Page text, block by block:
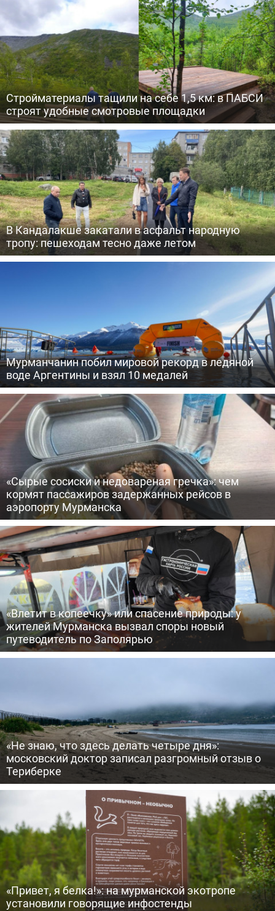
Стройматериалы тащили на себе 1,5 км: в ПАБСИ
строят удобные смотровые площадки
В Кандалакше закатали в асфальт народную
тропу: пешеходам тесно даже летом
Мурманчанин побил мировой рекорд в ледяной
воде Аргентины и взял 10 медалей
«Сырые сосиски и недовареная гречка»: чем
кормят пассажиров задержанных рейсов в
аэропорту Мурманска
«Влетит в копеечку» или спасение природы: у
жителей Мурманска вызвал споры новый
путеводитель по Заполярью
«Не знаю, что здесь делать четыре дня»:
московский доктор записал разгромный отзыв о
Териберке
«Привет, я белка!»: на мурманской экотропе
установили говорящие инфостенды